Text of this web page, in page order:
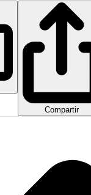
Compartir